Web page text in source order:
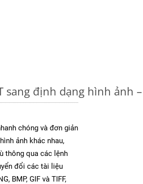
sang định dạng hình ảnh
chóng và đơn giản
ảnh khác nhau,
thông qua các lệnh
đổi các tài liệu
BMP, GIF và TIFF,